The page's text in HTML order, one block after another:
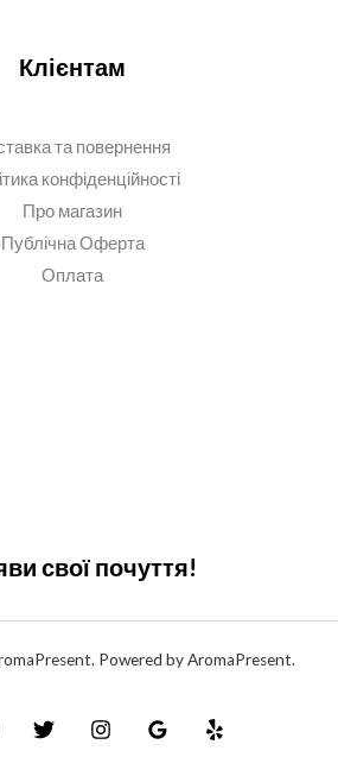
Клієнтам
та повернення
конфіденційності
Про магазин
Публічна Оферта
Оплата
свої почуття!
Powered by AromaPresent.